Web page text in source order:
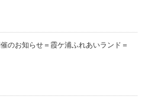
のお知らせ＝霞ケ浦ふれあいランド＝